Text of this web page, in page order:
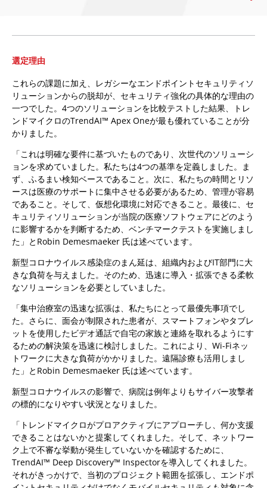
選定理由
これらの課題に加え、レガシーなエンドポイントセキュリティソ
リューションからの脱却が、セキュリティ強化の具体的な理由の
一つでした。4つのソリューションを比較テストした結果、トレ
ンドマイクロのTrendAI™ Apex Oneが最も優れていることが分
かりました。
「これは明確な要件に基づいたものであり、次世代のソリューシ
ョンを求めていました。私たちは4つの基準を定義しました。ま
ず、ふるまい検知ベースであること。次に、私たちの時間とリソ
ースは医療のサポートに集中させる必要があるため、管理が容易
であること。そして、仮想化環境に対応できること。最後に、セ
キュリティソリューションが当院の医療ソフトウェアにどのよう
に影響するかを判断するため、ベンチマークテストを実施しまし
た」とRobin Demesmaeker 氏は述べています。
新型コロナウイルス感染症のまん延は、組織内およびIT部門に大
きな負荷を与えました。そのため、迅速に導入・拡張できる柔軟
なソリューションを必要としていました。
「集中治療室の迅速な拡張は、私たちにとって最優先事項でし
た。さらに、面会が制限された患者が、スマートフォンやタブレ
ットを使用したビデオ通話で自宅の家族と連絡を取れるようにす
るための解決策を迅速に検討しました。これにより、Wi-Fiネッ
トワークに大きな負荷がかかりました。遠隔診療も活用しまし
た」とRobin Demesmaeker 氏は述べています。
新型コロナウイルスの影響で、病院は例年よりもサイバー攻撃者
の標的になりやすい状況となりました。
「トレンドマイクロがプロアクティブにアプローチし、何か支援
できることはないかと提案してくれました。そして、ネットワー
ク上で不審な挙動が発生していないかを確認するために、
TrendAI™ Deep Discovery™ Inspectorを導入してくれました。
それがきっかけで、当初のプロジェクト範囲を拡張し、エンドポ